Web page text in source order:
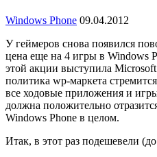
Windows Phone 09.04.2012
У геймеров снова появился
цена еще на 4 игры в Windows
этой акции выступила
политика wp-маркета
все ходовые приложения и
должна положительно
Windows Phone в целом.
Итак, в этот раз подешевели